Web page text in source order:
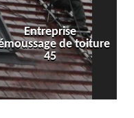
Isolation toiture 45